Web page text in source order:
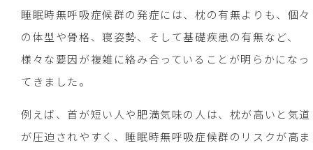
睡眠時無呼吸症候群の発症には、枕の有無よりも、個々
の体型や骨格、寝姿勢、そして基礎疾患の有無など、
様々な要因が複雑に絡み合っていることが明らかになっ
てきました。
例えば、首が短い人や肥満気味の人は、枕が高いと気道
が圧迫されやすく、睡眠時無呼吸症候群のリスクが高ま